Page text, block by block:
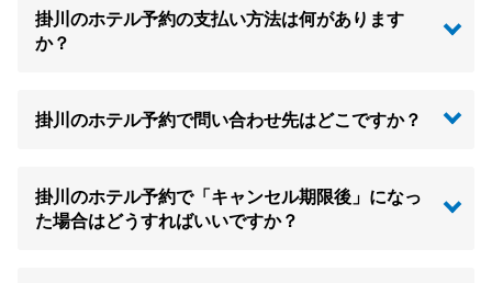
掛川のホテル予約の支払い方法は何があります
か？
掛川のホテル予約で問い合わせ先はどこですか？
掛川のホテル予約で「キャンセル期限後」になっ
た場合はどうすればいいですか？